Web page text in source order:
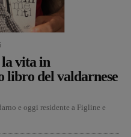
la vita in
del valdarnese
e oggi residente a Figline e